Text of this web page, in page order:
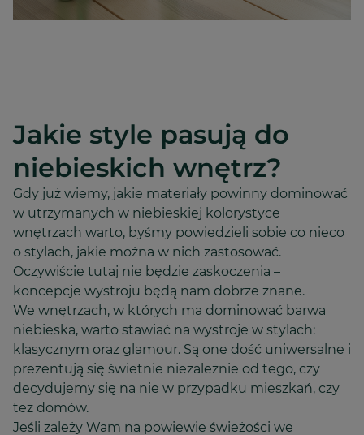
Jakie style pasują do
niebieskich wnętrz?
Gdy już wiemy, jakie materiały powinny dominować
w utrzymanych w niebieskiej kolorystyce
wnętrzach warto, byśmy powiedzieli sobie co nieco
o stylach, jakie można w nich zastosować.
Oczywiście tutaj nie będzie zaskoczenia –
koncepcje wystroju będą nam dobrze znane.
We wnętrzach, w których ma dominować barwa
niebieska, warto stawiać na wystroje w stylach:
klasycznym oraz glamour. Są one dość uniwersalne i
prezentują się świetnie niezależnie od tego, czy
decydujemy się na nie w przypadku mieszkań, czy
też domów.
Jeśli zależy Wam na powiewie świeżości we